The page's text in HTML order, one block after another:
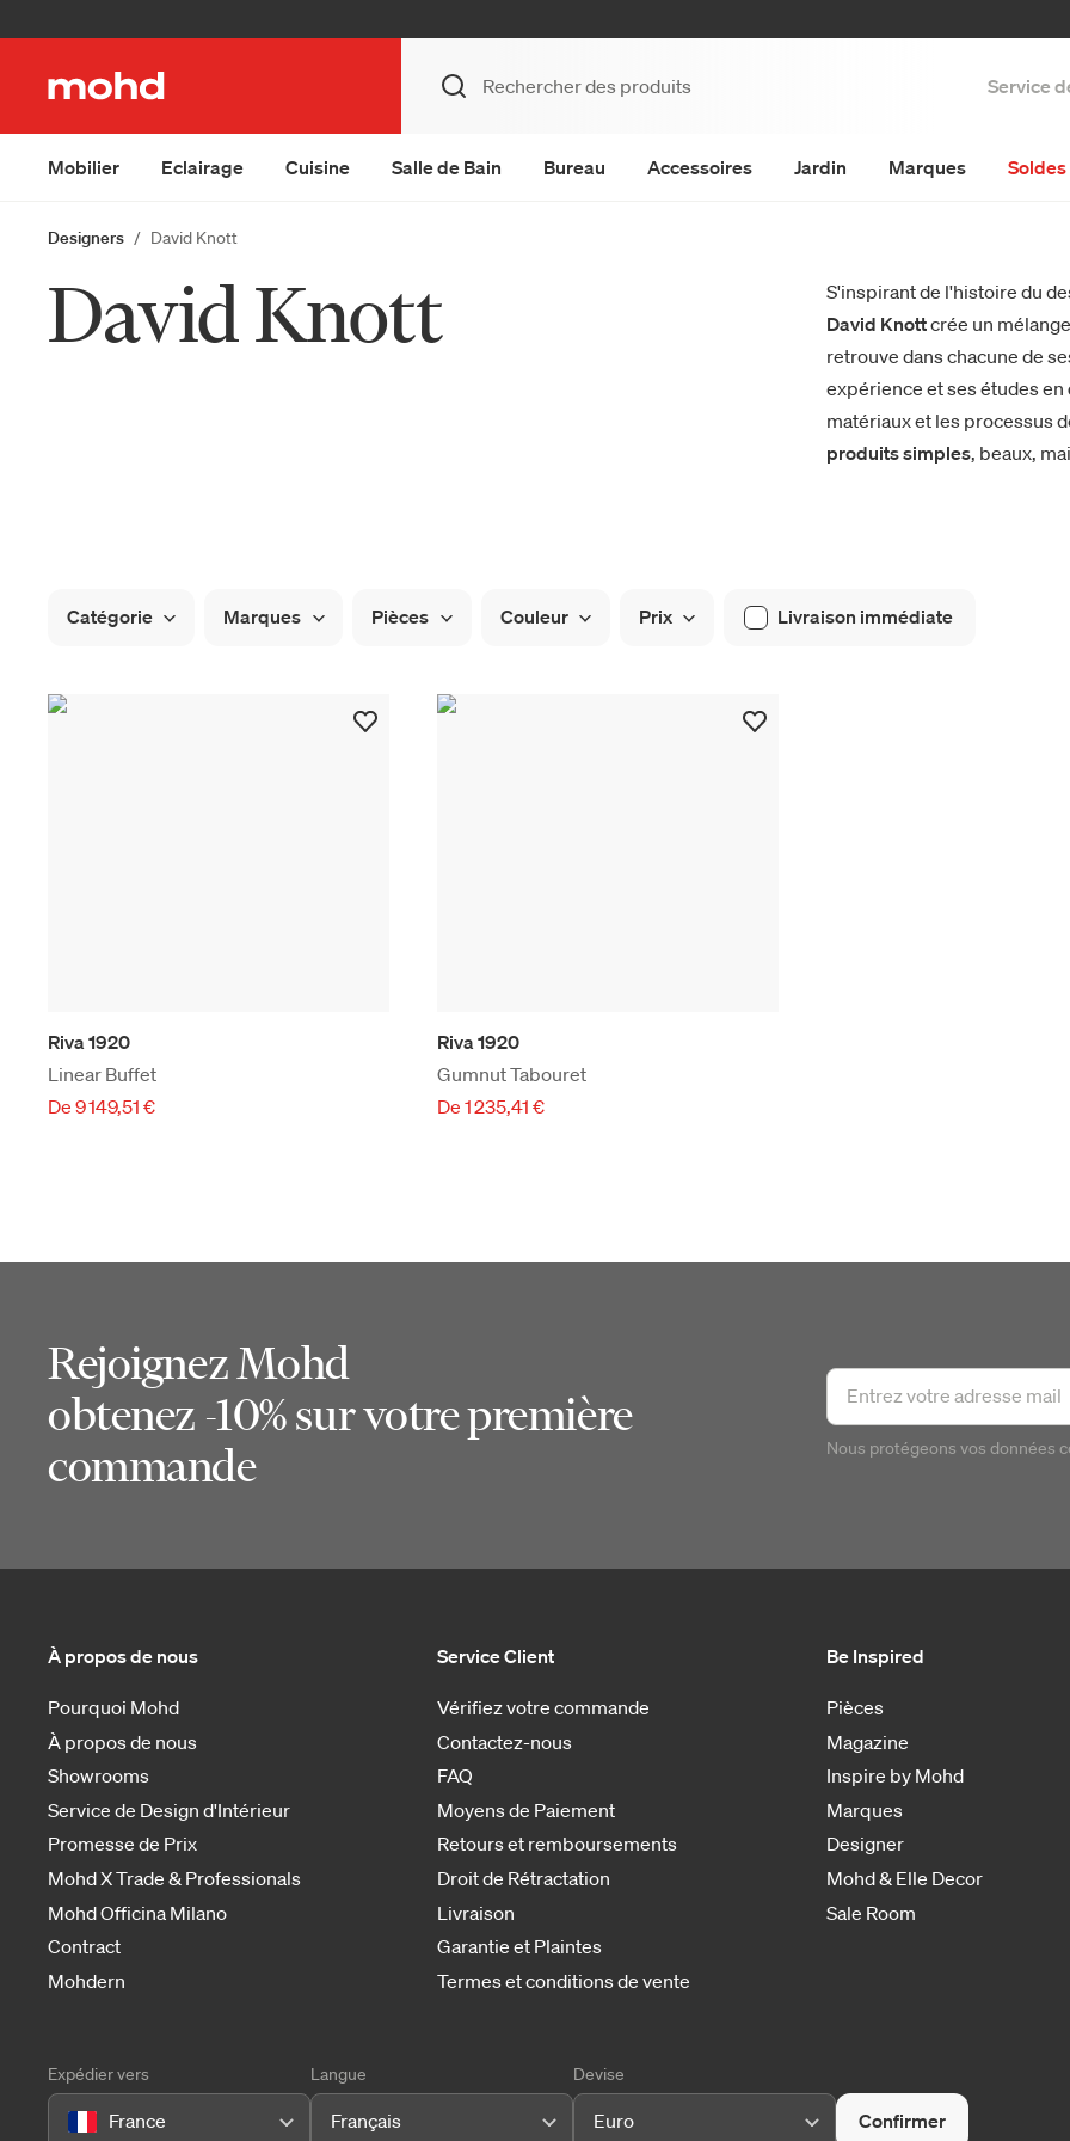
Service
Mobilier Eclairage Cuisine Salle de Bain Bureau Accessoires Jardin Marques
Designers David Knott
David Knott
S'inspirant de l'histoire du
David Knottcrée un
retrouve dans chacune de
expérience et ses études en
matériaux et les processus
produits simples, beaux,
Catégorie Marques Pièces Couleur Prix Livraison immédiate
Riva 1920
Linear Buffet
De 9 149,51 €
Riva 1920
Gumnut Tabouret
De 1 235,41 €
Rejoignez Mohd
obtenez -10% sur votre première
commande
Nous protégeons vos données
À propos de nous
Pourquoi Mohd
À propos de nous
Showrooms
Service de Design d'Intérieur
Promesse de Prix
Mohd X Trade & Professionals
Mohd Officina Milano
Contract
Mohdern
Service Client
Vérifiez votre commande
Contactez-nous
FAQ
Moyens de Paiement
Retours et remboursements
Droit de Rétractation
Livraison
Garantie et Plaintes
Termes et conditions de vente
Be Inspired
Pièces
Magazine
Inspire by Mohd
Marques
Designer
Mohd & Elle Decor
Sale Room
Expédier vers
France
Langue
Français
Devise
Euro Confirmer